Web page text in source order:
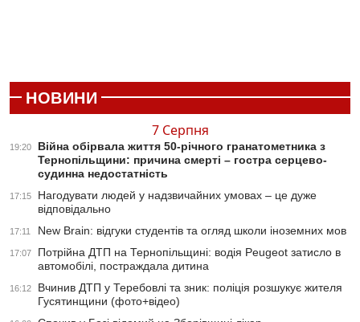
НОВИНИ
7 Серпня
19:20
Війна обірвала життя 50-річного гранатометника з
Тернопільщини: причина смерті – гостра серцево-
судинна недостатність
17:15
Нагодувати людей у надзвичайних умовах – це дуже
відповідально
17:11 New Brain: відгуки студентів та огляд школи іноземних мов
17:07
Потрійна ДТП на Тернопільщині: водія Peugeot затисло в
автомобілі, постраждала дитина
16:12
Вчинив ДТП у Теребовлі та зник: поліція розшукує жителя
Гусятинщини (фото+відео)